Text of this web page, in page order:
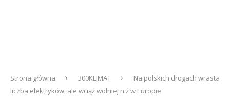
Strona główna 300KLIMAT
Na polskich drogach wrasta
liczba elektryków, ale wciąż wolniej niż w Europie